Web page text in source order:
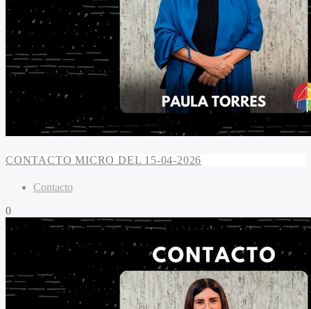
CONTACTO MICRO DEL 15-04-2026
Contacto
0